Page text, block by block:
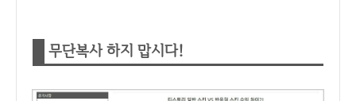
무단복사 하지 맙시다!